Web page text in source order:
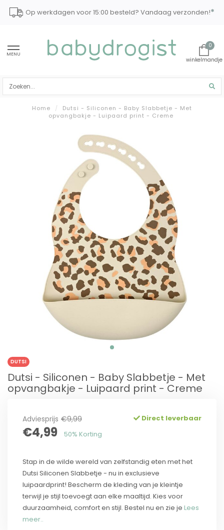
Op werkdagen voor 15:00 besteld? Vandaag verzonden!*
MENU
0
Home /
Dutsi - Siliconen - Baby Slabbetje - Met
opvangbakje - Luipaard print - Creme
DUTSI
Dutsi - Siliconen - Baby Slabbetje - Met
opvangbakje - Luipaard print - Creme
Adviesprijs €9,99
€4,99 50% Korting
Direct leverbaar
Stap in de wilde wereld van zelfstandig eten met het
Dutsi Siliconen Slabbetje - nu in exclusieve
luipaardprint! Bescherm de kleding van je kleintje
terwijl je stijl toevoegt aan elke maaltijd. Kies voor
duurzaamheid, comfort en stijl. Bestel nu en zie je Lees
meer..